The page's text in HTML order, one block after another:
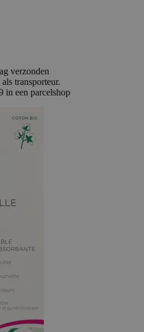
verzonden
transporteur.
in een parcelshop